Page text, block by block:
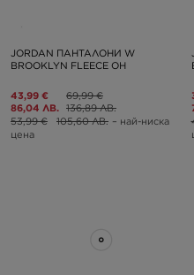
JORDAN ПАНТАЛОНИ W
BROOKLYN FLEECE OH
43,99 €
86,04 ЛВ.
69,99 €
136,89 ЛВ.
53,99 €
105,60 ЛВ. – най-ниска
цена